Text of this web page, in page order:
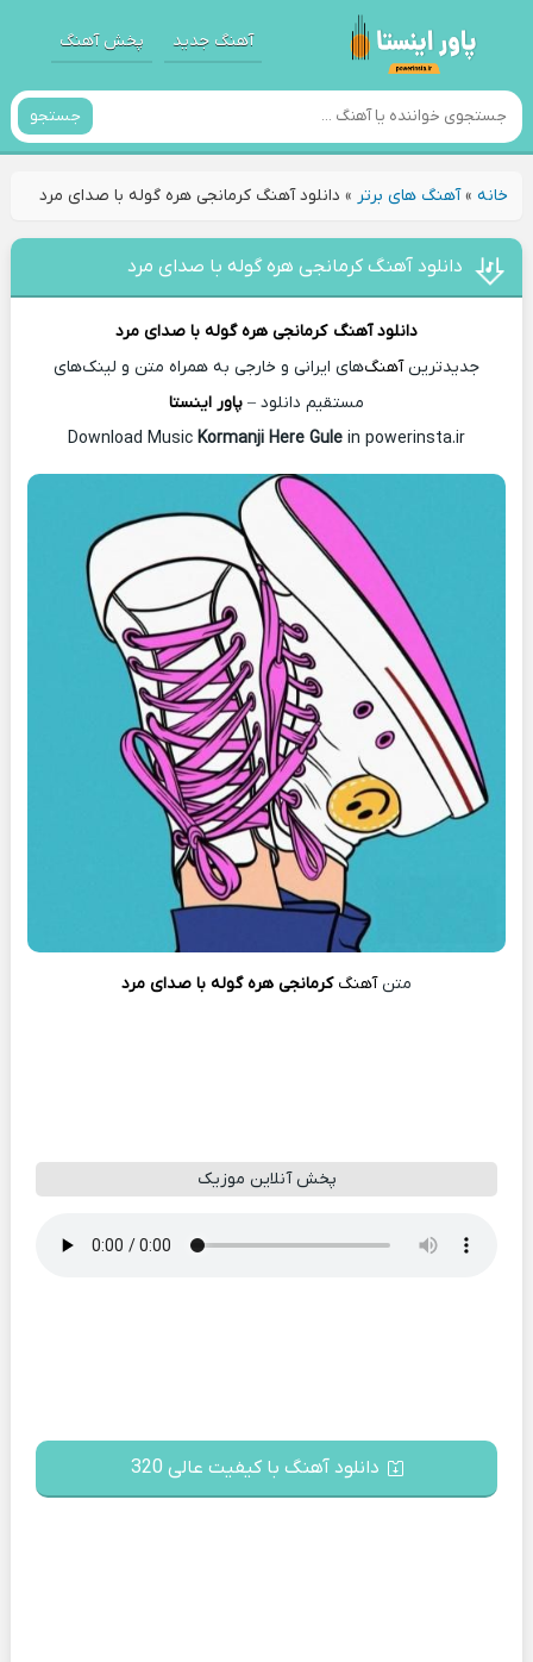
آهنگ جدید پخش آهنگ
جستجو
خانه»آهنگ های برتر » دانلود آهنگ کرمانجی هره گوله با صدای مرد
دانلود آهنگ کرمانجی هره گوله با صدای مرد
دانلود آهنگ کرمانجی هره گوله با صدای مرد
جدیدترینآهنگ‌های ایرانی و خارجی به همراه متن و لینک‌های
مستقیم دانلود – پاور اینستا
Download Music Kormanji Here Gule in powerinsta.ir
متنآهنگ کرمانجی هره گوله با صدای مرد
پخش آنلاین موزیک
دانلود آهنگ با کیفیت عالی 320